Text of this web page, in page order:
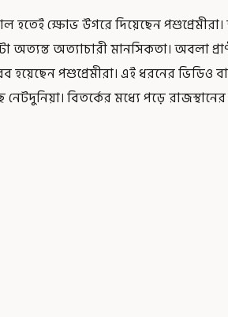
হতেই ক্ষোভ উগরে দিয়েছেন পশুপ্রেমীরা।
অত্যন্ত অত্যাচারী মানসিকতা। অবলা
হয়েছেন পশুপ্রেমীরা। এই ধরনের
নেটদুনিয়া। বিতর্কের মধ্যে পড়ে